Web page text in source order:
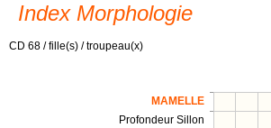
Index Morphologie
CD 68 / fille(s) / troupeau(x)
Profondeur Sillon
MAMELLE